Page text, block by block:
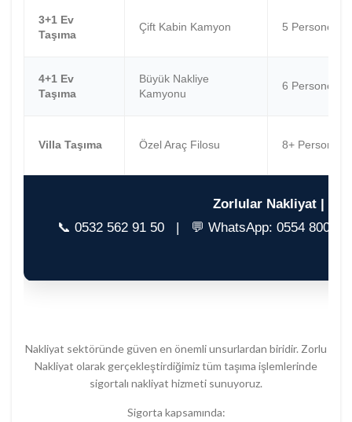
3+1 Ev
Taşıma
Çift Kabin Kamyon 5 Personel
4+1 Ev
Taşıma
Büyük Nakliye
Kamyonu
6 Personel
Villa Taşıma Özel Araç Filosu 8+ Personel
Zorlular Nakliyat |
📞 0532 562 91 50 | 💬 WhatsApp: 0554 800
Nakliyat sektöründe güven en önemli unsurlardan biridir. Zorlu
Nakliyat olarak gerçekleştirdiğimiz tüm taşıma işlemlerinde
sigortalı nakliyat hizmeti sunuyoruz.
Sigorta kapsamında: